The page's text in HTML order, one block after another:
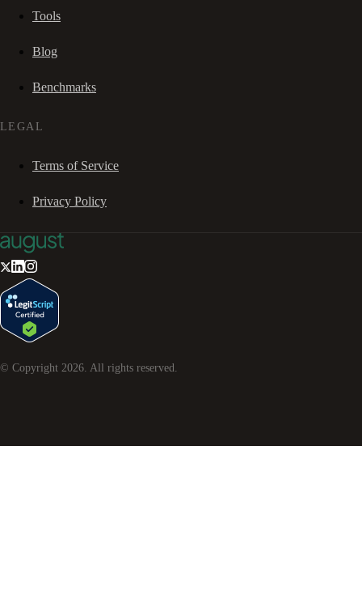
Tools
Blog
Benchmarks
LEGAL
Terms of Service
Privacy Policy
© Copyright 2026 . All rights reserved.